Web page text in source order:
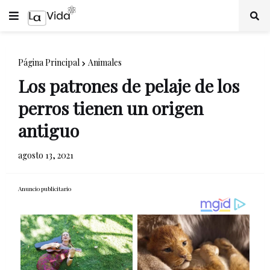
Página Principal Animales
Los patrones de pelaje de los
perros tienen un origen
antiguo
agosto 13, 2021
Anuncio publicitario